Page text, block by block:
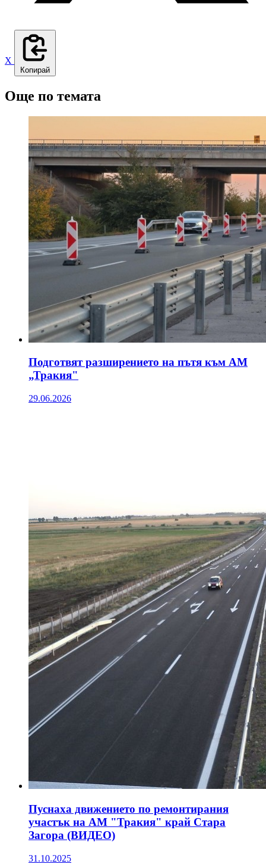
X
Копирай
Още по темата
Подготвят разширението на пътя към АМ
„Тракия"
29.06.2026
Пуснаха движението по ремонтирания
участък на АМ "Тракия" край Стара
Загора (ВИДЕО)
31.10.2025